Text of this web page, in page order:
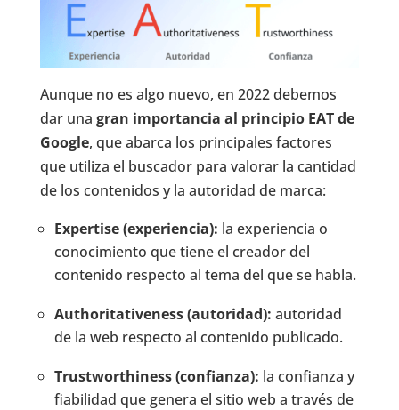
Aunque no es algo nuevo, en 2022 debemos
dar una gran importancia al principio EAT de
Google, que abarca los principales factores
que utiliza el buscador para valorar la cantidad
de los contenidos y la autoridad de marca:
Expertise (experiencia): la experiencia o
conocimiento que tiene el creador del
contenido respecto al tema del que se habla.
Authoritativeness (autoridad): autoridad
de la web respecto al contenido publicado.
Trustworthiness (confianza): la confianza y
fiabilidad que genera el sitio web a través de